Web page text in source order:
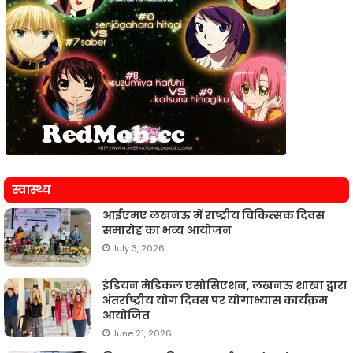
स्वास्थ्य
आईएमए लखनऊ में राष्ट्रीय चिकित्सक दिवस
समारोह का भव्य आयोजन
July 3, 2026
इंडियन मेडिकल एसोसिएशन, लखनऊ शाखा द्वारा
अंतर्राष्ट्रीय योग दिवस पर योगाभ्यास कार्यक्रम
आयोजित
June 21, 2026